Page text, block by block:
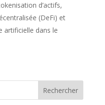
d’actifs,
(DeFi) et
artificielle dans le
Rechercher